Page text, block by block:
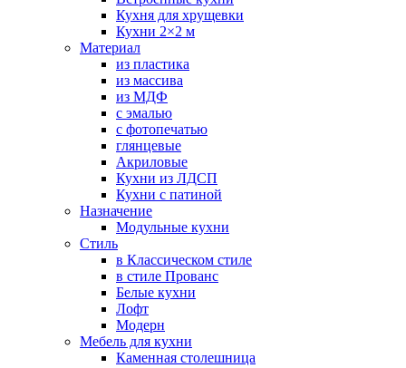
Кухня для хрущевки
Кухни 2×2 м
Материал
из пластика
из массива
из МДФ
с эмалью
с фотопечатью
глянцевые
Акриловые
Кухни из ЛДСП
Кухни с патиной
Назначение
Модульные кухни
Стиль
в Классическом стиле
в стиле Прованс
Белые кухни
Лофт
Модерн
Мебель для кухни
Каменная столешница